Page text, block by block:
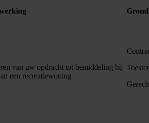
van uw opdracht tot bemiddeling bij
een recreatiewoning